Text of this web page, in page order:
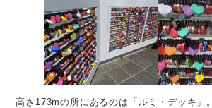
高さ173mの所にあるのは「ルミ・デッキ」。